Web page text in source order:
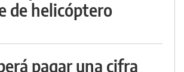
de helicóptero
pagar una cifra